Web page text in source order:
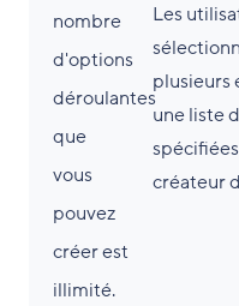
nombre
d'options
déroulantes
que
vous
pouvez
créer est
illimité.
Les
plusieurs
une liste
créateur